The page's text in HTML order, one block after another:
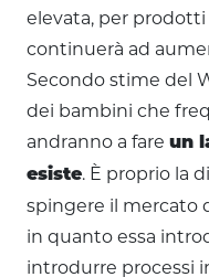
elevata, per
continuerà ad
Secondo stime del
dei bambini che
andranno a fare un
esiste. È proprio la
spingere il mercato
in quanto essa
introdurre processi